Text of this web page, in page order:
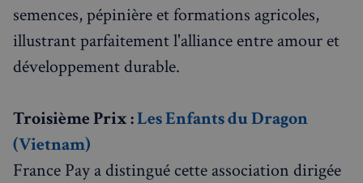
semences, pépinière et formations agricoles,
illustrant parfaitement l'alliance entre amour et
développement durable.
Troisième Prix :Les Enfants du Dragon
(Vietnam)
France Pay a distingué cette association dirigée